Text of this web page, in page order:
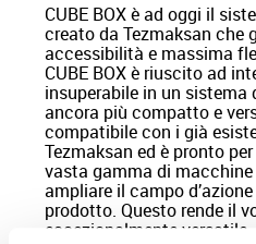
CUBE BOX è ad oggi il
creato da Tezmaksan che
accessibilità e massima
CUBE BOX è riuscito ad
insuperabile in un
ancora più compatto e
compatibile con i già
Tezmaksan ed è pronto
vasta gamma di
ampliare il campo
prodotto. Questo rende il
eccezionalmente versatile.